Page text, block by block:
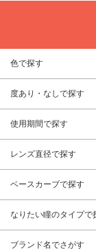
色で探す
度あり・なしで探す
使用期間で探す
レンズ直径で探す
ベースカーブで探す
なりたい瞳のタイプで
ブランド名でさがす